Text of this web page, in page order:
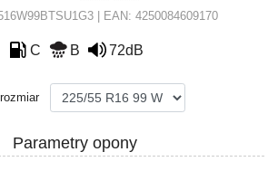
| EAN: 4250084609170
C B 72dB
Parametry opony